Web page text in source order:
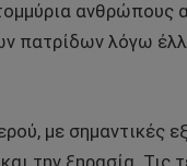
ανθρώπους
πατρίδων λόγω
με σημαντικές